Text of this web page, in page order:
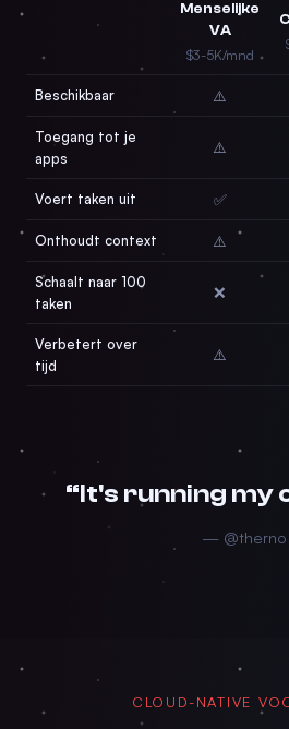
Menselijke
VA
$3-5K/mnd
Beschikbaar ⚠️
Toegang tot je
apps
⚠️
Voert taken uit ✅
Onthoudt context ⚠️
Schaalt naar 100
taken
❌
Verbetert over
tijd
⚠️
“It's running my
— @therno
CLOUD-NATIVE